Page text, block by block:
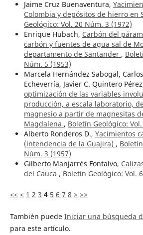
Jaime Cruz Buenaventura,
Colombia y depósitos de hierro en
Geológico: Vol. 20 Núm. 3 (1972)
Enrique Hubach, Carbón del
carbón y fuentes de agua sal de
departamento de Santander ,
Núm. 5 (1953)
Marcela Hernández Sabogal,
Echeverría, Javier C. Quintero
optimización de las variables
producción, a escala laboratorio,
magnesio a partir de magnesitas
Magdalena , Boletín Geológico:
Alberto Ronderos D., Yacimientos
(intendencia de la Guajira) ,
Núm. 3 (1957)
Gilberto Manjarrés Fontalvo,
del Cauca , Boletín Geológico: Vol.
<< < 1 2 3 4 5 6 7 8 > >>
También puede Iniciar una búsqueda
para este artículo.